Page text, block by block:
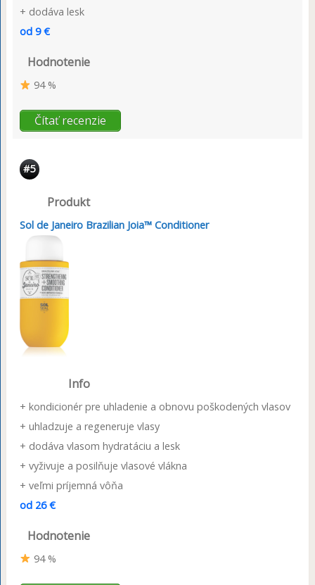
+ dodáva lesk
od 9 €
Hodnotenie
94 %
Čítať recenzie
#5
Produkt
Sol de Janeiro Brazilian Joia™ Conditioner
Info
+ kondicionér pre uhladenie a obnovu poškodených vlasov
+ uhladzuje a regeneruje vlasy
+ dodáva vlasom hydratáciu a lesk
+ vyživuje a posilňuje vlasové vlákna
+ veľmi príjemná vôňa
od 26 €
Hodnotenie
94 %